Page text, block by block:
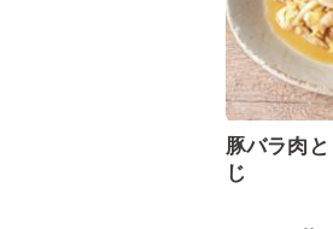
豚バラ肉
じ